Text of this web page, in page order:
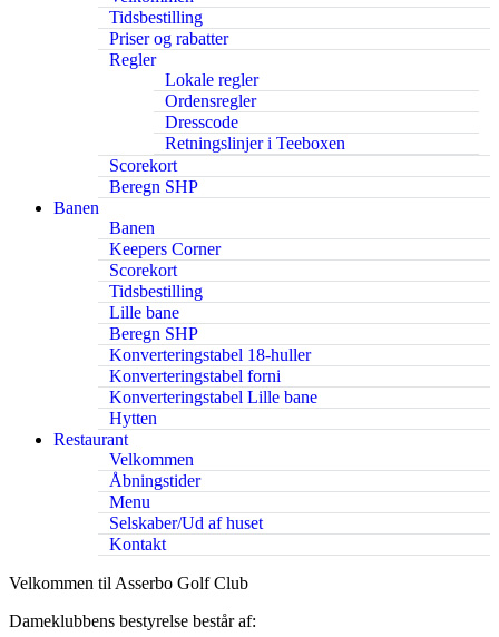
Tidsbestilling
Priser og rabatter
Regler
Lokale regler
Ordensregler
Dresscode
Retningslinjer i Teeboxen
Scorekort
Beregn SHP
Banen
Banen
Keepers Corner
Scorekort
Tidsbestilling
Lille bane
Beregn SHP
Konverteringstabel 18-huller
Konverteringstabel forni
Konverteringstabel Lille bane
Hytten
Restaurant
Velkommen
Åbningstider
Menu
Selskaber/Ud af huset
Kontakt
Velkommen til Asserbo Golf Club
Dameklubbens bestyrelse består af: